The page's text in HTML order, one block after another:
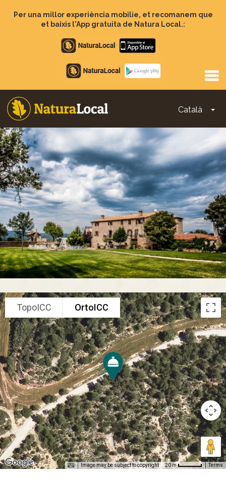
Per una millor experiència mobilie, et recomanem que
et baixis l'App gratuita de Natura Local.:
Apple
store
Google
Play
Català
Main
navigation
TopoICC OrtoICC
Image may be subject to copyright 20 m Terms